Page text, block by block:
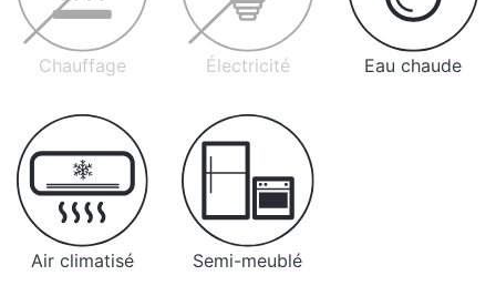
Chauffage Électricité Eau chaude
Air climatisé Semi-meublé